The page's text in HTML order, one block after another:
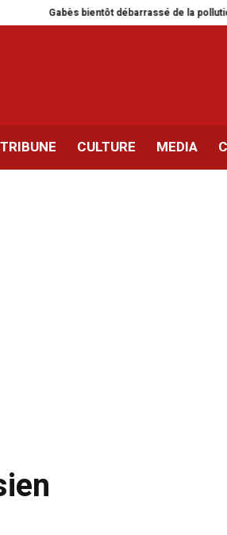
Gabès bientôt débarrassé de la pollution
TRIBUNE CULTURE MEDIA